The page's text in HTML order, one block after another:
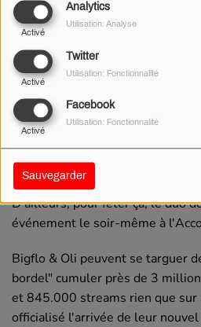
Analytics
Activé
Utilisation: Analyse
Twitter
Activé
Utilisation: Fonctionnalité
Facebook
Activé
Utilisation: Fonctionnalité
Sauvegarder
15 AVRIL 2022
Alors qu'ils sont de retour avec
Bigflo & Oli viennent d'annoncer
nouvel album. Rendez-vous le
D'ailleurs, pour fêter ça, le duo
événement le soir-même à
Bigflo & Oli peuvent se targuer
bordel" cumuler près de 3
et 845.000 streams rien que sur
officialisé l'arrivée de leur